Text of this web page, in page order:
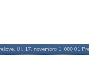
Ul. 17. novembra 1, 080 01